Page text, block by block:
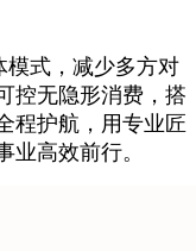
模式，减少多方对
控无隐形消费，搭
程护航，用专业匠
业高效前行。